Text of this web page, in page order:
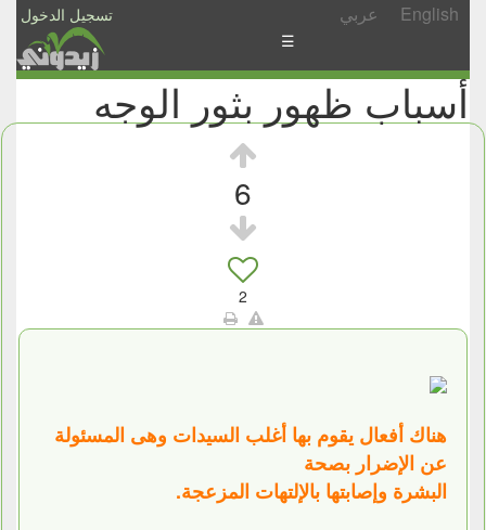
تسجيل الدخول عربي English
الأخبار
الأسئلة
☰
أسباب ظهور بثور الوجه
6
2
هناك أفعال يقوم بها أغلب السيدات وهى المسئولة
عن الإضرار بصحة
البشرة وإصابتها بالإلتهات المزعجة.